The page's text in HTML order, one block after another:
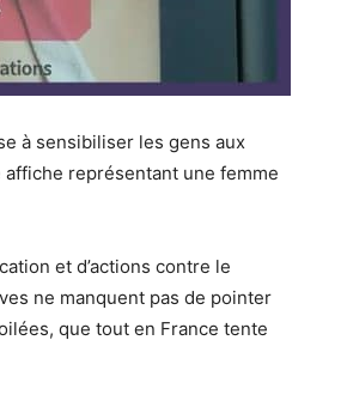
à sensibiliser les gens aux
affiche représentant une femme
et d’actions contre le
ne manquent pas de pointer
que tout en France tente